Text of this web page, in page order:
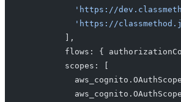
'https://
'https://
        ],
flows: {
        scopes: [